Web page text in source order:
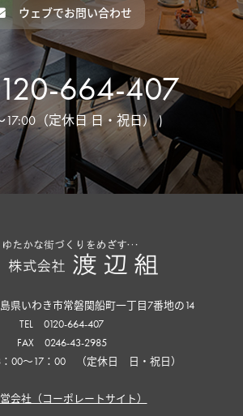
ウェブでお問い合わせ
664-407
17:00（定休日 日・祝日） )
県いわき市常磐関船町一丁目7番地の14
TEL 0120-664-407
FAX 0246-43-2985
00〜17：00 （定休日 日・祝日）
会社（コーポレートサイト）